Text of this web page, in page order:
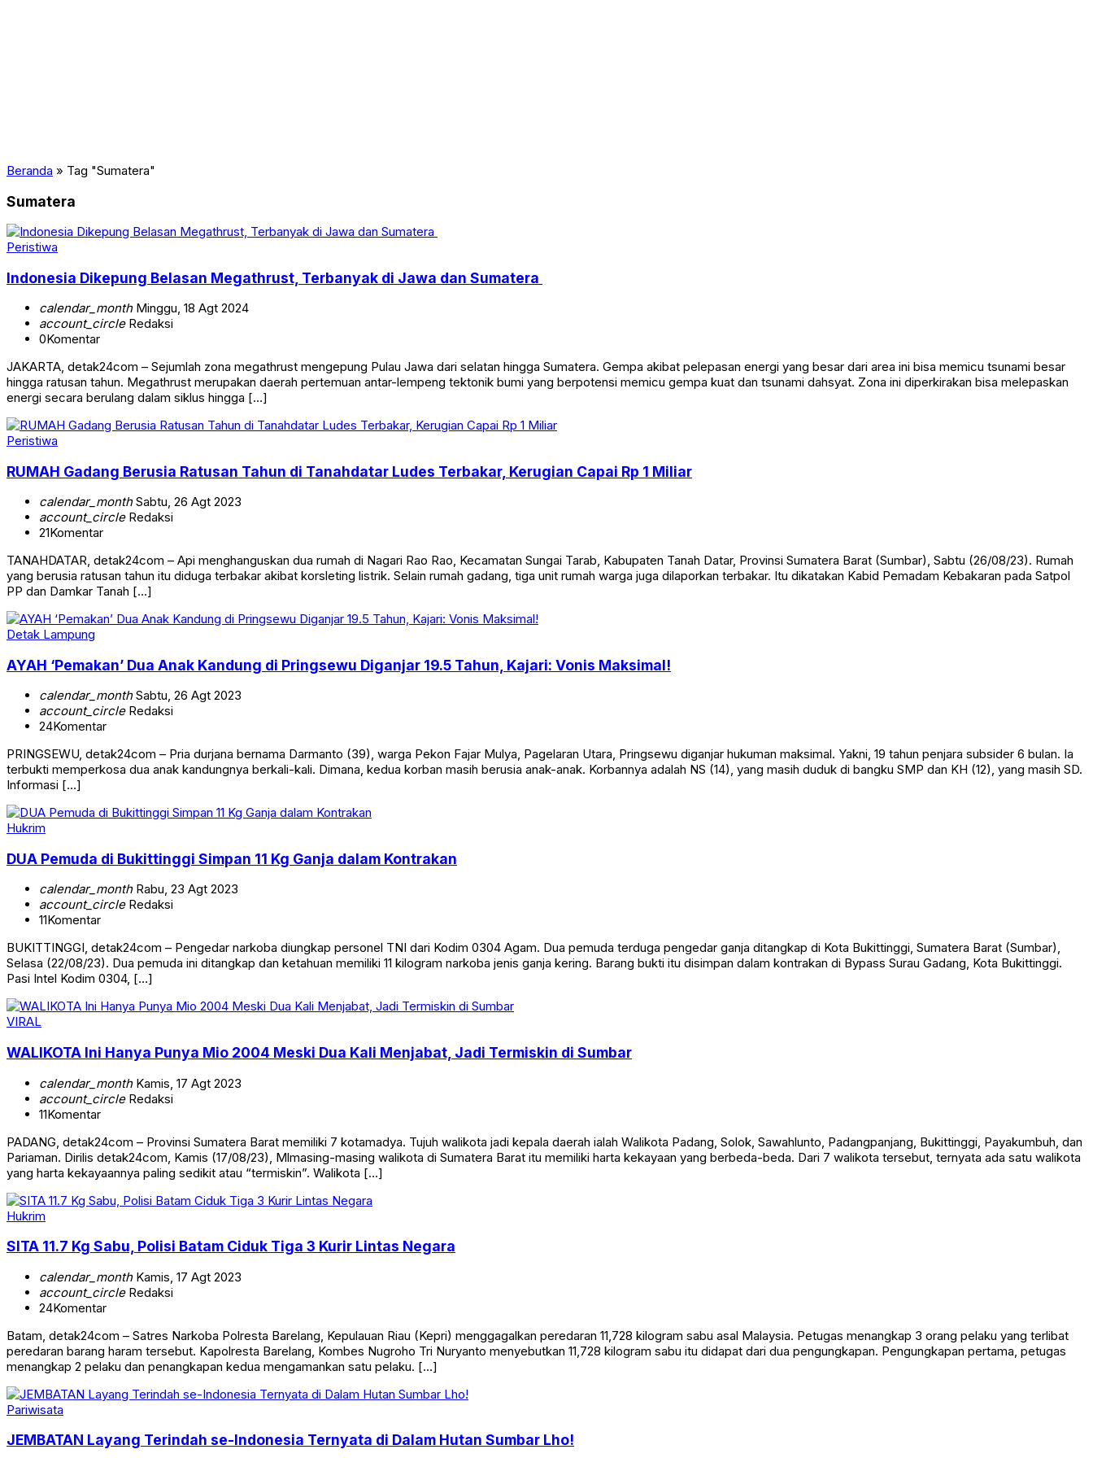
Beranda » Tag "Sumatera"
Sumatera
Peristiwa
Indonesia Dikepung Belasan Megathrust, Terbanyak di Jawa dan Sumatera
calendar_monthMinggu, 18 Agt 2024
account_circleRedaksi
0Komentar
JAKARTA, detak24com – Sejumlah zona megathrust mengepung Pulau Jawa dari selatan hingga Sumatera. Gempa akibat pelepasan energi yang besar dari area ini bisa memicu tsunami besar
hingga ratusan tahun. Megathrust merupakan daerah pertemuan antar-lempeng tektonik bumi yang berpotensi memicu gempa kuat dan tsunami dahsyat. Zona ini diperkirakan bisa melepaskan
energi secara berulang dalam siklus hingga […]
Peristiwa
RUMAH Gadang Berusia Ratusan Tahun di Tanahdatar Ludes Terbakar, Kerugian Capai Rp 1 Miliar
calendar_monthSabtu, 26 Agt 2023
account_circleRedaksi
21Komentar
TANAHDATAR, detak24com – Api menghanguskan dua rumah di Nagari Rao Rao, Kecamatan Sungai Tarab, Kabupaten Tanah Datar, Provinsi Sumatera Barat (Sumbar), Sabtu (26/08/23). Rumah
yang berusia ratusan tahun itu diduga terbakar akibat korsleting listrik. Selain rumah gadang, tiga unit rumah warga juga dilaporkan terbakar. Itu dikatakan Kabid Pemadam Kebakaran pada Satpol
PP dan Damkar Tanah […]
Detak Lampung
AYAH ‘Pemakan’ Dua Anak Kandung di Pringsewu Diganjar 19.5 Tahun, Kajari: Vonis Maksimal!
calendar_monthSabtu, 26 Agt 2023
account_circleRedaksi
24Komentar
PRINGSEWU, detak24com – Pria durjana bernama Darmanto (39), warga Pekon Fajar Mulya, Pagelaran Utara, Pringsewu diganjar hukuman maksimal. Yakni, 19 tahun penjara subsider 6 bulan. Ia
terbukti memperkosa dua anak kandungnya berkali-kali. Dimana, kedua korban masih berusia anak-anak. Korbannya adalah NS (14), yang masih duduk di bangku SMP dan KH (12), yang masih SD.
Informasi […]
Hukrim
DUA Pemuda di Bukittinggi Simpan 11 Kg Ganja dalam Kontrakan
calendar_monthRabu, 23 Agt 2023
account_circleRedaksi
11Komentar
BUKITTINGGI, detak24com – Pengedar narkoba diungkap personel TNI dari Kodim 0304 Agam. Dua pemuda terduga pengedar ganja ditangkap di Kota Bukittinggi, Sumatera Barat (Sumbar),
Selasa (22/08/23). Dua pemuda ini ditangkap dan ketahuan memiliki 11 kilogram narkoba jenis ganja kering. Barang bukti itu disimpan dalam kontrakan di Bypass Surau Gadang, Kota Bukittinggi.
Pasi Intel Kodim 0304, […]
VIRAL
WALIKOTA Ini Hanya Punya Mio 2004 Meski Dua Kali Menjabat, Jadi Termiskin di Sumbar
calendar_monthKamis, 17 Agt 2023
account_circleRedaksi
11Komentar
PADANG, detak24com – Provinsi Sumatera Barat memiliki 7 kotamadya. Tujuh walikota jadi kepala daerah ialah Walikota Padang, Solok, Sawahlunto, Padangpanjang, Bukittinggi, Payakumbuh, dan
Pariaman. Dirilis detak24com, Kamis (17/08/23), Mlmasing-masing walikota di Sumatera Barat itu memiliki harta kekayaan yang berbeda-beda. Dari 7 walikota tersebut, ternyata ada satu walikota
yang harta kekayaannya paling sedikit atau “termiskin”. Walikota […]
Hukrim
SITA 11.7 Kg Sabu, Polisi Batam Ciduk Tiga 3 Kurir Lintas Negara
calendar_monthKamis, 17 Agt 2023
account_circleRedaksi
24Komentar
Batam, detak24com – Satres Narkoba Polresta Barelang, Kepulauan Riau (Kepri) menggagalkan peredaran 11,728 kilogram sabu asal Malaysia. Petugas menangkap 3 orang pelaku yang terlibat
peredaran barang haram tersebut. Kapolresta Barelang, Kombes Nugroho Tri Nuryanto menyebutkan 11,728 kilogram sabu itu didapat dari dua pengungkapan. Pengungkapan pertama, petugas
menangkap 2 pelaku dan penangkapan kedua mengamankan satu pelaku. […]
Pariwisata
JEMBATAN Layang Terindah se-Indonesia Ternyata di Dalam Hutan Sumbar Lho!